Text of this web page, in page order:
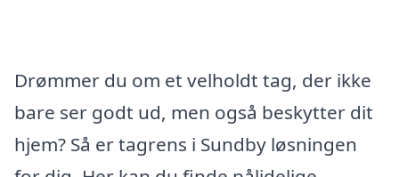
Drømmer du om et velholdt tag, der ikke
bare ser godt ud, men også beskytter dit
hjem? Så er tagrens i Sundby løsningen